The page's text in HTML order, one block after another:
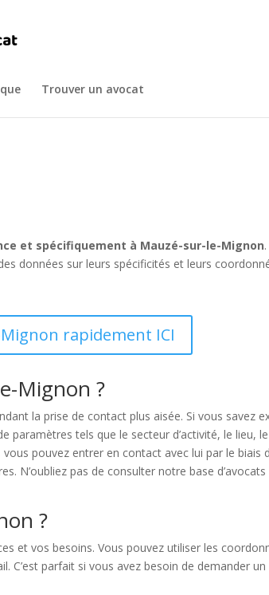
Trouver un avocat
et spécifiquement à Mauzé-sur-le-Mignon
données sur leurs spécificités et leurs
rapidement ICI
Mignon ?
la prise de contact plus aisée. Si vous savez
tels que le secteur d’activité, le lieu, le
pouvez entrer en contact avec lui par le
N’oubliez pas de consulter notre base
?
et vos besoins. Vous pouvez utiliser les
parfait si vous avez besoin de demander